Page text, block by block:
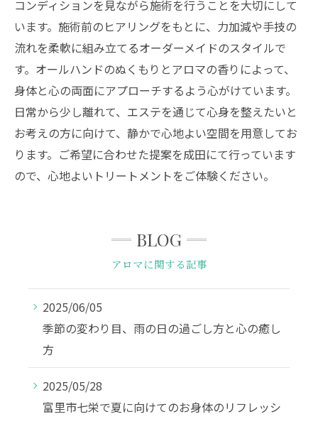
コンディションを見ながら施術を行うことを大切にして
います。施術前のヒアリングをもとに、力加減や手技の
流れを柔軟に組み立てるオーダーメイドのスタイルで
す。オールハンドのぬくもりとアロマの香りによって、
身体と心の両面にアプローチするよう心がけています。
日常から少し離れて、エステを通じて心身を整えたいと
お考えの方に向けて、静かで心地よい空間を用意してお
ります。ご希望に合わせた提案を成田にて行っています
ので、心地よいトリートメントをご体験ください。
アロマに関する記事
BLOG
2025/06/05
季節の変わり目、雨の日の過ごし方と心の癒し
方
2025/05/28
富里市七栄で夏に向けてのお身体のリフレッシ